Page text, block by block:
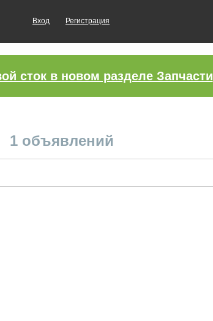
Вход Регистрация
сток в новом разделе Запчасти
1 объявлений